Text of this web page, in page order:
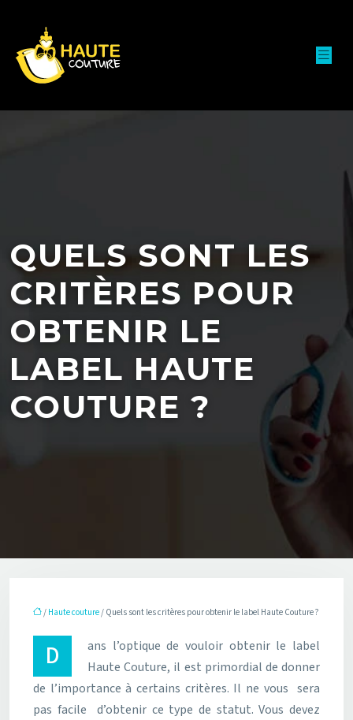
QUELS SONT LES
CRITÈRES POUR
OBTENIR LE
LABEL HAUTE
COUTURE ?
/ Haute couture/ Quels sont les critères pour obtenir le label Haute Couture ?
Dans l’optique de vouloir obtenir le label
Haute Couture, il est primordial de donner
de l’importance à certains critères. Il ne vous sera
pas facile d’obtenir ce type de statut. Vous devez